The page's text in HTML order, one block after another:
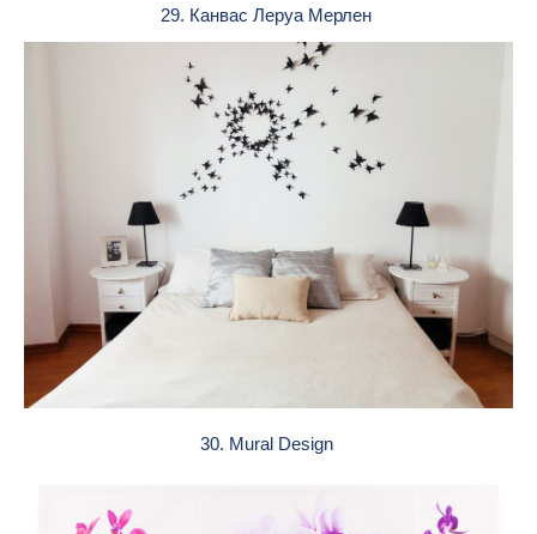
29. Канвас Леруа Мерлен
30. Mural Design